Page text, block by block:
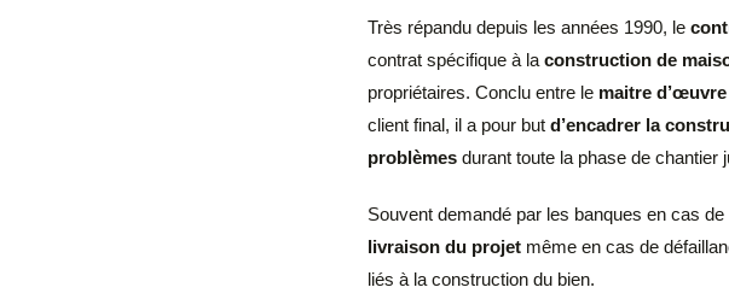
Très répandu depuis les années 1990, le
contrat spécifique à la construction de
propriétaires. Conclu entre le maitre d’œuvre
client final, il a pour but d’encadrer la
problèmes durant toute la phase de chantier
Souvent demandé par les banques en cas
livraison du projet même en cas de
liés à la construction du bien.